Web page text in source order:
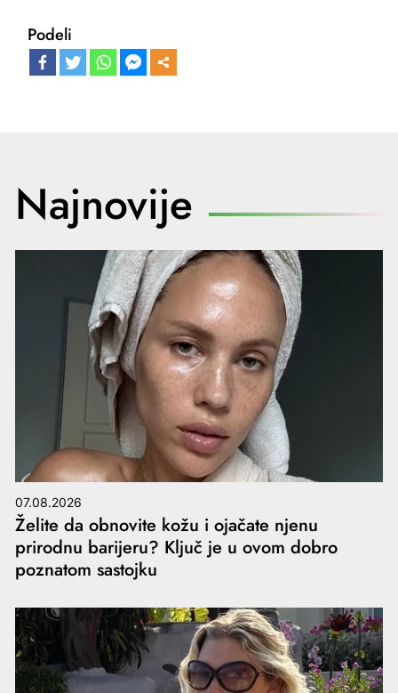
Podeli
Najnovije
07.08.2026
Želite da obnovite kožu i ojačate njenu
prirodnu barijeru? Ključ je u ovom dobro
poznatom sastojku